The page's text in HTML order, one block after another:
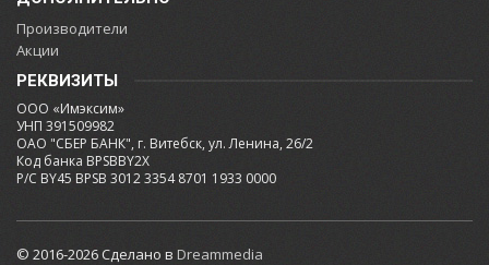
Производители
Акции
РЕКВИЗИТЫ
ООО «Имэксим»
УНП 391509982
ОАО "СБЕР БАНК", г. Витебск, ул. Ленина, 26/2
Код банка BPSBBY2X
Р/С BY45 BPSB 3012 3354 8701 1933 0000
© 2016-2026 Сделано в Dreammedia